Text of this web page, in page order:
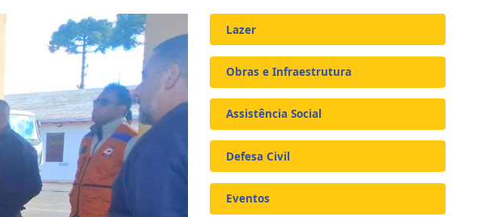
Lazer
Obras e Infraestrutura
Assistência Social
Defesa Civil
Eventos